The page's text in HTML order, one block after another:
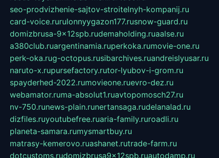
seo-prodvizhenie-sajtov-stroitelnyh-kompanij.ru
card-voice.rurulonnyygazon177.rusnow-guard.ru
domizbrusa-9x12spb.rudemaholding.ruaalse.ru
a380club.ruargentinamia.ruperkoka.rumovie-one.ru
perk-oka.rug-octopus.rusibarchives.ruandreislyusar.ru
naruto-x.rupursefactory.rutor-lyubov-i-grom.ru
spayderhed-2022.rumovieone.ruevro-dez.ru
webamator.ruma-absolut1.ruavtopomosch27.ru
nv-750.runews-plain.runertansaga.rudelanalad.ru
dizfiles.ruyoutubefree.ruaria-family.ruroadli.ru
planeta-samara.rumysmartbuy.ru
matrasy-kemerovo.ruashanet.rutrade-farm.ru
dotcustoms.rudomizbrusa9x12spb.ruautodamp.ru